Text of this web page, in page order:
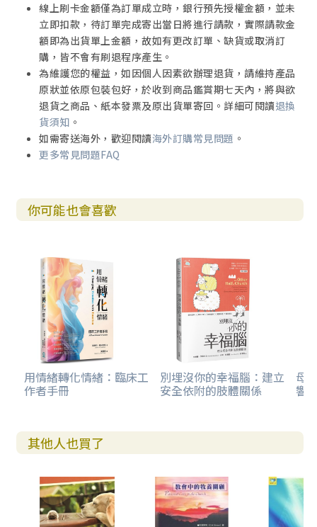
線上刷卡金額僅為訂單成立時，銀行預先授權金額，並未
立即扣款，待訂單完成寄出當日將進行請款，實際請款金
額即為出貨單上金額，故如有更改訂單、缺貨或取消訂
購，皆不會有刷退程序產生。
為維護您的權益，如因個人因素欲辦理退貨，請維持產品
原狀並依原包裝包好，於收到商品鑑賞期七天內，將與欲
退貨之商品、紙本發票及原出貨單寄回。詳細可閱讀退換
貨須知 。
如需寄送海外，歡迎閱讀海外訂購常見問題 。
更多常見問題FAQ
你可能也會喜歡
用情緒轉化情緒：臨床工
作者手冊
別埋沒你的幸福腦：建立
安全依附的肢體關係
母
響
其他人也買了